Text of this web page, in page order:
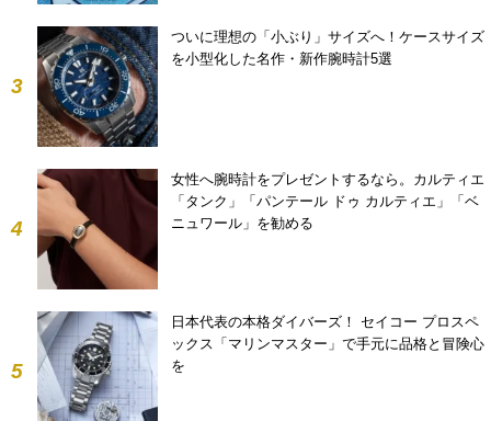
3
ついに理想の「小ぶり」サイズへ！ケースサイズ
を小型化した名作・新作腕時計5選
4
女性へ腕時計をプレゼントするなら。カルティエ
「タンク」「パンテール ドゥ カルティエ」「ベ
ニュワール」を勧める
5
日本代表の本格ダイバーズ！ セイコー プロスペ
ックス「マリンマスター」で手元に品格と冒険心
を